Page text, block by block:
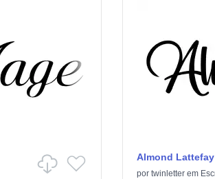
Almond Lattefay
por twinletterem